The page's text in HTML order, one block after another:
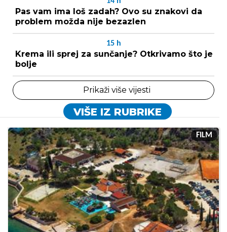
Pas vam ima loš zadah? Ovo su znakovi da
problem možda nije bezazlen
15 h
Krema ili sprej za sunčanje? Otkrivamo što je
bolje
Prikaži više vijesti
VIŠE IZ RUBRIKE
FILM